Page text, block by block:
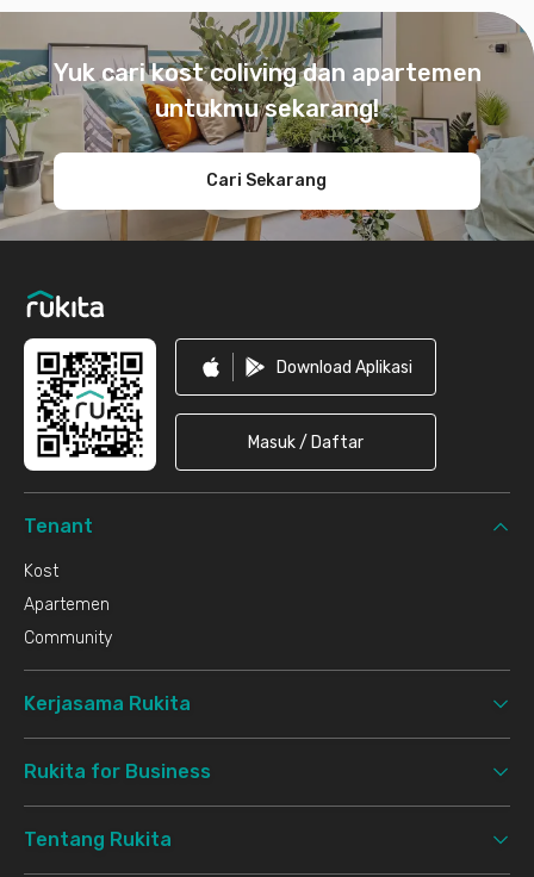
Yuk cari kost coliving dan apartemen
untukmu sekarang!
Cari Sekarang
Download Aplikasi
Masuk / Daftar
Tenant
Kost
Apartemen
Community
Kerjasama Rukita
Rukita for Business
Tentang Rukita